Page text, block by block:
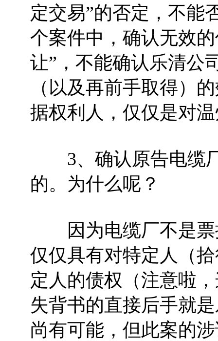
定交易”的否定，不能
个案件中，确认无效
让”，不能确认乐清公
（以及再前手取得）
据权利人，仅仅是对
3、确认原告电缆厂
的。为什么呢？
因为电缆厂不是票
仅仅具有对特定人（
定人的债权（注意啦
失背书的直接后手就
尚有可能，但此案的